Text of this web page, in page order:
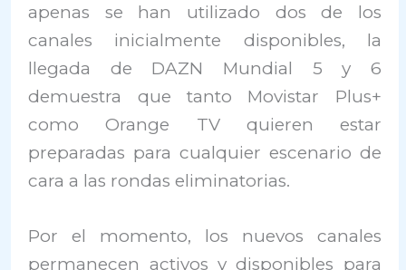
apenas se han utilizado dos de los
canales inicialmente disponibles, la
llegada de DAZN Mundial 5 y 6
demuestra que tanto Movistar Plus+
como Orange TV quieren estar
preparadas para cualquier escenario de
cara a las rondas eliminatorias.
Por el momento, los nuevos canales
permanecen activos y disponibles para